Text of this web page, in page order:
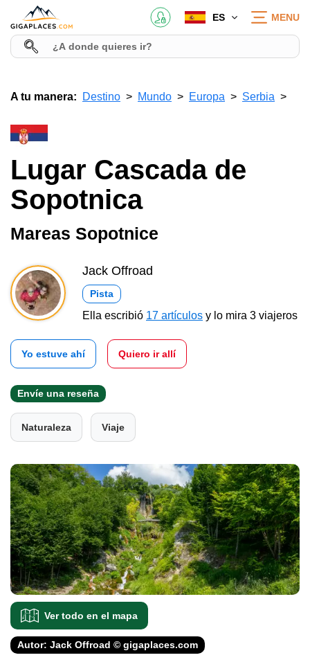
ES MENU
A tu manera: Destino Mundo Europa Serbia
Lugar Cascada de
Sopotnica
Mareas Sopotnice
Jack Offroad
Pista
Ella escribió 17 artículos y lo mira 3 viajeros
Yo estuve ahí Quiero ir allí
Envíe una reseña
Naturaleza Viaje
Ver todo en el mapa
Autor: Jack Offroad © gigaplaces.com